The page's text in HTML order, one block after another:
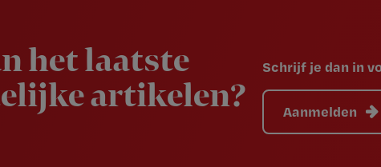
het laatste
artikelen?
Schrijf je dan in
Aanmelden